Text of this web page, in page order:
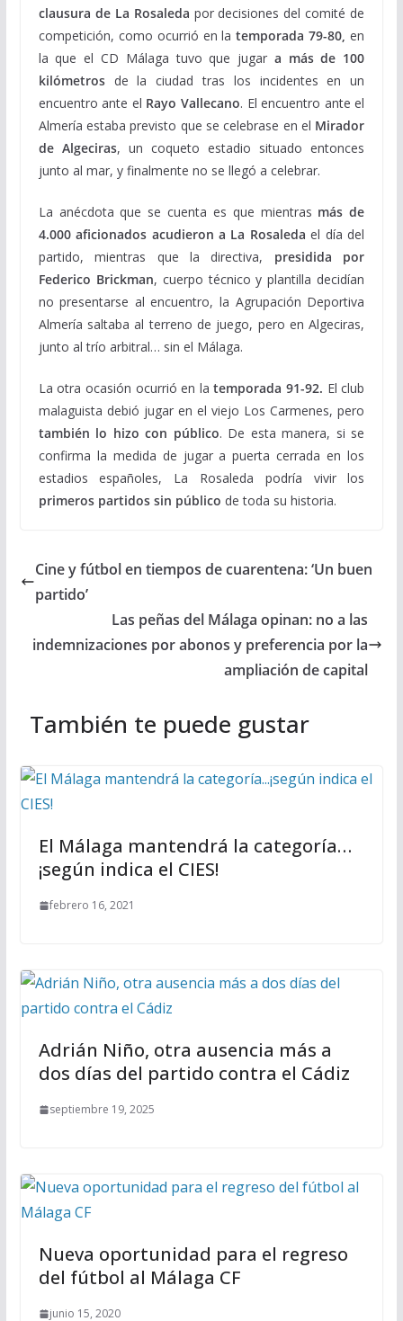
clausura de La Rosaleda por decisiones del comité de
competición, como ocurrió en latemporada 79-80, en
la que el CD Málaga tuvo que jugar a más de 100
kilómetrosde la ciudad tras los incidentes en un
encuentro ante el Rayo Vallecano. El encuentro ante el
Almería estaba previsto que se celebrase en el Mirador
de Algeciras, un coqueto estadio situado entonces
junto al mar, y finalmente no se llegó a celebrar.
La anécdota que se cuenta es que mientras más de
4.000 aficionados acudieron a La Rosaleda el día del
partido, mientras que la directiva, presidida por
Federico Brickman, cuerpo técnico y plantilla decidían
no presentarse al encuentro, la Agrupación Deportiva
Almería saltaba al terreno de juego, pero en Algeciras,
junto al trío arbitral… sin el Málaga.
La otra ocasión ocurrió en latemporada 91-92. El club
malaguista debió jugar en el viejo Los Carmenes, pero
también lo hizo con público. De esta manera, si se
confirma la medida de jugar a puerta cerrada en los
estadios españoles, La Rosaleda podría vivir los
primeros partidos sin público de toda su historia.
Cine y fútbol en tiempos de cuarentena: ‘Un buen
partido’
Las peñas del Málaga opinan: no a las
indemnizaciones por abonos y preferencia por la
ampliación de capital
También te puede gustar
El Málaga mantendrá la categoría…
¡según indica el CIES!
febrero 16, 2021
Adrián Niño, otra ausencia más a
dos días del partido contra el Cádiz
septiembre 19, 2025
Nueva oportunidad para el regreso
del fútbol al Málaga CF
junio 15, 2020